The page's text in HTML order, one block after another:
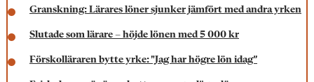
Granskning: Lärares löner sjunker jämfört med andra yrken
Slutade som lärare – höjde lönen med 5 000 kr
Förskolläraren bytte yrke: "Jag har högre lön idag”